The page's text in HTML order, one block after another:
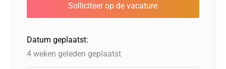
o
o
k
n o
n
s
p
Datum geplaatst:
4 weken geleden geplaatst